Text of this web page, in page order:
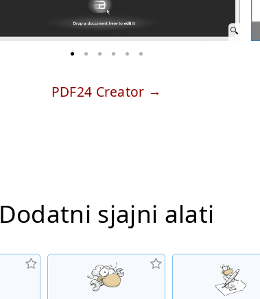
PDF24 Creator
Dodatni sjajni alati